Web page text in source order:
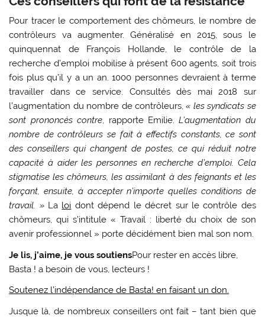
Pour tracer le comportement des chômeurs, le nombre de
contrôleurs va augmenter. Généralisé en 2015, sous le
quinquennat de François Hollande, le contrôle de la
recherche d’emploi mobilise à présent 600 agents, soit trois
fois plus qu’il y a un an. 1000 personnes devraient à terme
travailler dans ce service. Consultés dès mai 2018 sur
l’augmentation du nombre de contrôleurs,« les syndicats se
sont prononcés contre, rapporte Emilie.L’augmentation du
nombre de contrôleurs se fait à effectifs constants, ce sont
des conseillers qui changent de postes, ce qui réduit notre
capacité à aider les personnes en recherche d’emploi. Cela
stigmatise les chômeurs, les assimilant à des feignants et les
forçant, ensuite, à accepter n’importe quelles conditions de
travail. »La loi dont dépend le décret sur le contrôle des
chômeurs, qui s’intitule « Travail : liberté du choix de son
avenir professionnel » porte décidément bien mal son nom.
Je lis, j’aime, je vous soutiensPour rester en accès libre,
Basta ! a besoin de vous, lecteurs !
Soutenez l’indépendance de Basta! en faisant un don.
Jusque là, de nombreux conseillers ont fait – tant bien que